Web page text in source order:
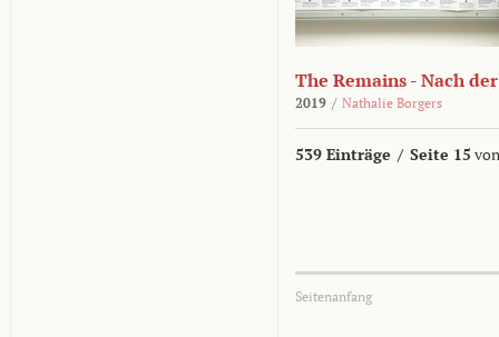
The Remains - Nach
2019 / Nathalie Borgers
539 Einträge / Seite 15
Seitenanfang